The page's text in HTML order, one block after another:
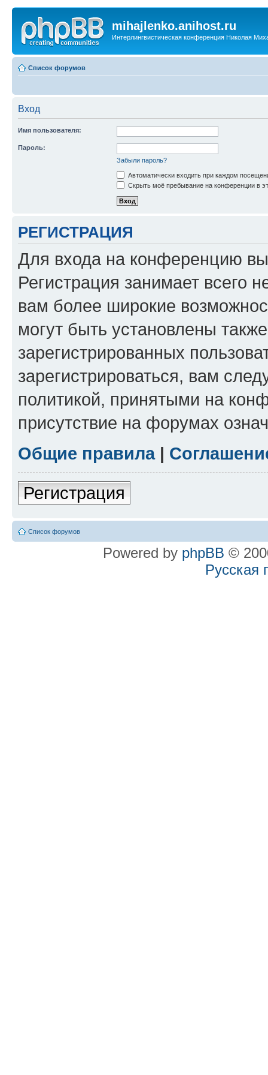
mihajlenko.anihost.ru
Интерлингвистическая конференция Николая
Список форумов
Вход
Имя пользователя:
Пароль:
Забыли пароль?
Автоматически входить при каждом
Скрыть моё пребывание на конференции в
РЕГИСТРАЦИЯ
Для входа на конференцию
Регистрация занимает всего
вам более широкие
могут быть установлены
зарегистрированных
зарегистрироваться, вам
политикой, принятыми на
присутствие на форумах
Общие правила|
Регистрация
Список форумов
Powered by phpBB ©
Русская